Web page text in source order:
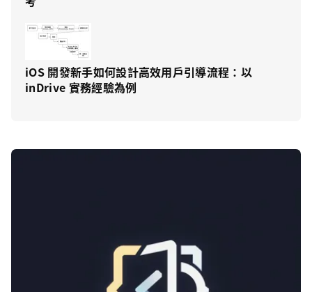
iOS 開發新手如何設計高效用戶引導流程：以
inDrive 實務經驗為例